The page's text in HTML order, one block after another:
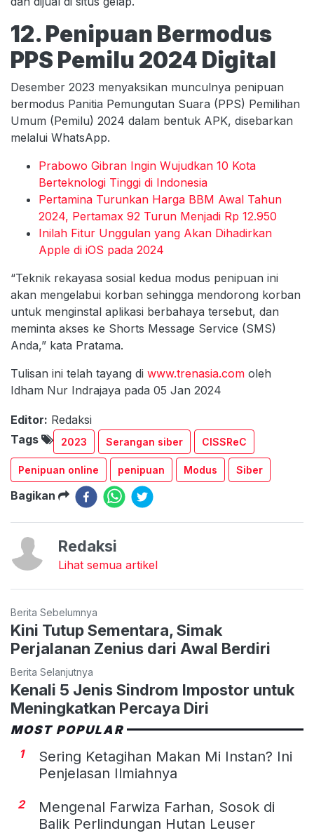
12. Penipuan Bermodus
PPS Pemilu 2024 Digital
Desember 2023 menyaksikan munculnya penipuan
bermodus Panitia Pemungutan Suara (PPS) Pemilihan
Umum (Pemilu) 2024 dalam bentuk APK, disebarkan
melalui WhatsApp.
Prabowo Gibran Ingin Wujudkan 10 Kota
Berteknologi Tinggi di Indonesia
Pertamina Turunkan Harga BBM Awal Tahun
2024, Pertamax 92 Turun Menjadi Rp 12.950
Inilah Fitur Unggulan yang Akan Dihadirkan
Apple di iOS pada 2024
“Teknik rekayasa sosial kedua modus penipuan ini
akan mengelabui korban sehingga mendorong korban
untuk menginstal aplikasi berbahaya tersebut, dan
meminta akses ke Shorts Message Service (SMS)
Anda,” kata Pratama.
Tulisan ini telah tayang di www.trenasia.com oleh
Idham Nur Indrajaya pada 05 Jan 2024
Editor: Redaksi
Tags
2023 Serangan siber CISSReC
Penipuan online penipuan Modus Siber
Bagikan
Redaksi
Lihat semua artikel
Berita Sebelumnya
Kini Tutup Sementara, Simak
Perjalanan Zenius dari Awal Berdiri
Berita Selanjutnya
Kenali 5 Jenis Sindrom Impostor untuk
Meningkatkan Percaya Diri
MOST POPULAR
1
Sering Ketagihan Makan Mi Instan? Ini
Penjelasan Ilmiahnya
2
Mengenal Farwiza Farhan, Sosok di
Balik Perlindungan Hutan Leuser